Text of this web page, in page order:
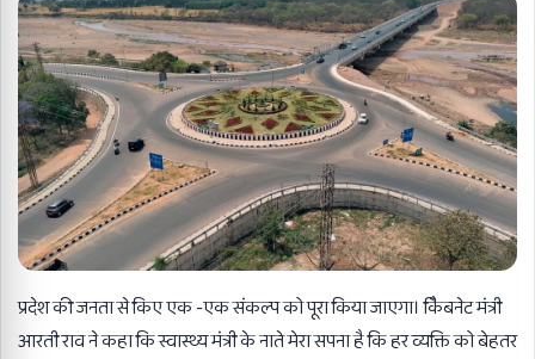
प्रदेश की जनता से किए एक -एक संकल्प को पूरा किया जाएगा। कैिबनेट मंत्री
आरती राव ने कहा कि स्वास्थ्य मंत्री के नाते मेरा सपना है कि हर व्यक्ति को बेहतर